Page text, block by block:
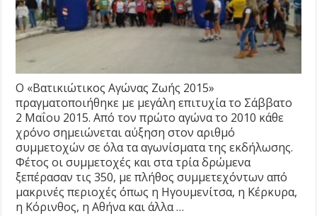
Ο «Βατικιώτικος Αγώνας Ζωής 2015»
πραγματοποιήθηκε με μεγάλη επιτυχία το Σάββατο
2 Μαΐου 2015. Από τον πρώτο αγώνα το 2010 κάθε
χρόνο σημειώνεται αύξηση στον αριθμό
συμμετοχών σε όλα τα αγωνίσματα της εκδήλωσης.
Φέτος οι συμμετοχές και στα τρία δρώμενα
ξεπέρασαν τις 350, με πλήθος συμμετεχόντων από
μακρινές περιοχές όπως η Ηγουμενίτσα, η Κέρκυρα,
η Κόρινθος, η Αθήνα και άλλα …